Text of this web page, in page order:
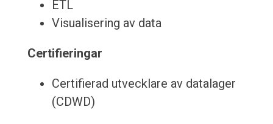
ETL
Visualisering av data
Certifieringar
Certifierad utvecklare av datalager
(CDWD)